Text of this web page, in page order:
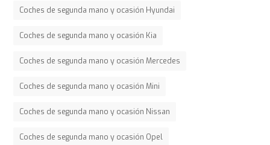
Coches de segunda mano y ocasión Hyundai
Coches de segunda mano y ocasión Kia
Coches de segunda mano y ocasión Mercedes
Coches de segunda mano y ocasión Mini
Coches de segunda mano y ocasión Nissan
Coches de segunda mano y ocasión Opel